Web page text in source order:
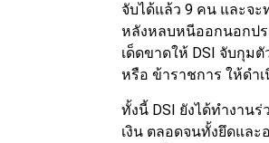
จับได้แล้ว 9 คน และจ
หลังหลบหนีออกนอกปร
เด็ดขาดให้ DSI จับกุม
หรือ ข้าราชการ ให้ดำ
ทั้งนี้ DSI ยังได้ทำงาน
เงิน ตลอดจนทั้งยึดแล